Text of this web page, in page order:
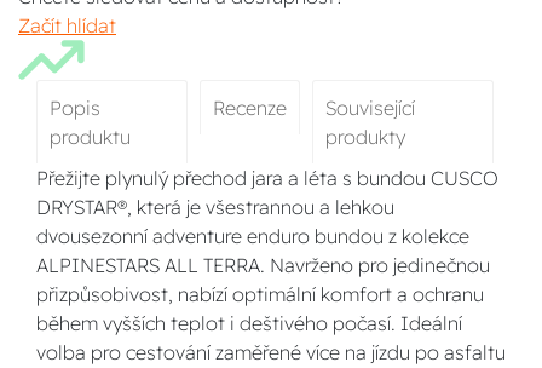
Začít hlídat
Popis
produktu
Recenze
Související
produkty
Přežijte plynulý přechod jara a léta s bundou CUSCO
DRYSTAR®, která je všestrannou a lehkou
dvousezonní adventure enduro bundou z kolekce
ALPINESTARS ALL TERRA. Navrženo pro jedinečnou
přizpůsobivost, nabízí optimální komfort a ochranu
během vyšších teplot i deštivého počasí. Ideální
volba pro cestování zaměřené více na jízdu po asfaltu